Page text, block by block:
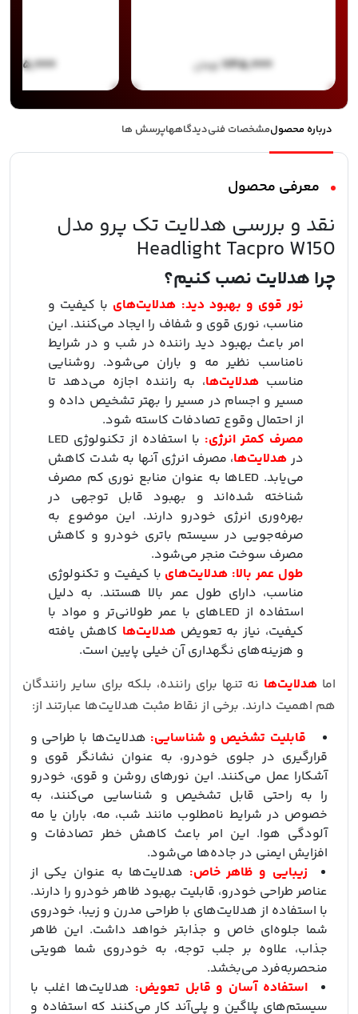
۷۴۵,۰۰۰ تومان ۷۸۵,۰۰۰
درباره محصولمشخصات فنیدیدگاههاپرسش ها
معرفی محصول
نقد و بررسی هدلایت تک پرو مدل
Headlight Tacpro W150
چرا هدلایت نصب کنیم؟
نور قوی و بهبود دید: هدلایت‌های با کیفیت و
مناسب، نوری قوی و شفاف را ایجاد می‌کنند. این
امر باعث بهبود دید راننده در شب و در شرایط
نامناسب نظیر مه و باران می‌شود. روشنایی
مناسب هدلایت‌ها، به راننده اجازه می‌دهد تا
مسیر و اجسام در مسیر را بهتر تشخیص داده و
از احتمال وقوع تصادفات کاسته شود.
مصرف کمتر انرژی:
با استفاده از تکنولوژی LED
در هدلایت‌ها، مصرف انرژی آنها به شدت کاهش
می‌یابد. LED‌ها به عنوان منابع نوری کم مصرف
شناخته شده‌اند و بهبود قابل توجهی در
بهره‌وری انرژی خودرو دارند. این موضوع به
صرفه‌جویی در سیستم باتری خودرو و کاهش
مصرف سوخت منجر می‌شود.
طول عمر بالا: هدلایت‌های با کیفیت و تکنولوژی
مناسب، دارای طول عمر بالا هستند. به دلیل
استفاده از LED‌های با عمر طولانی‌تر و مواد با
کیفیت، نیاز به تعویضهدلایت‌ها کاهش یافته
و هزینه‌های نگهداری آن خیلی پایین است.
اما هدلایت‌ها نه تنها برای راننده، بلکه برای سایر رانندگان
هم اهمیت دارند. برخی از نقاط مثبت هدلایت‌ها عبارتند از:
قابلیت تشخیص و شناسایی: هدلایت‌ها با طراحی و
قرارگیری در جلوی خودرو، به عنوان نشانگر قوی و
آشکارا عمل می‌کنند. این نورهای روشن و قوی، خودرو
را به راحتی قابل تشخیص و شناسایی می‌کنند، به
خصوص در شرایط نامطلوب مانند شب، مه، باران یا مه
آلودگی هوا. این امر باعث کاهش خطر تصادفات و
افزایش ایمنی در جاده‌ها می‌شود.
زیبایی و ظاهر خاص: هدلایت‌ها به عنوان یکی از
عناصر طراحی خودرو، قابلیت بهبود ظاهر خودرو را دارند.
با استفاده از هدلایت‌های با طراحی مدرن و زیبا، خودروی
شما جلوه‌ای خاص و جذابتر خواهد داشت. این ظاهر
جذاب، علاوه بر جلب توجه، به خودروی شما هویتی
منحصربه‌فرد می‌بخشد.
استفاده آسان و قابل تعویض: هدلایت‌ها اغلب با
سیستم‌های پلاگین و پلی‌آند کار می‌کنند که استفاده و